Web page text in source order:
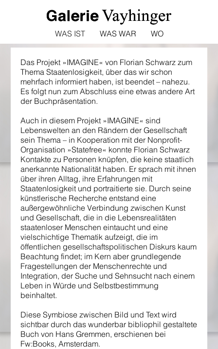
WAS IST WAS WAR WO
Das Projekt »IMAGINE« von Florian Schwarz zum
Thema Staatenlosigkeit, über das wir schon
mehrfach informiert haben, ist beendet – nahezu.
Es folgt nun zum Abschluss eine etwas andere Art
der Buchpräsentation.
Auch in diesem Projekt »IMAGINE« sind
Lebenswelten an den Rändern der Gesellschaft
sein Thema – in Kooperation mit der Nonprofit-
Organisation »Statefree« konnte Florian Schwarz
Kontakte zu Personen knüpfen, die keine staatlich
anerkannte Nationalität haben. Er sprach mit ihnen
über ihren Alltag, ihre Erfahrungen mit
Staatenlosigkeit und portraitierte sie. Durch seine
künstlerische Recherche entstand eine
außergewöhnliche Verbindung zwischen Kunst
und Gesellschaft, die in die Lebensrealitäten
staatenloser Menschen eintaucht und eine
vielschichtige Thematik aufzeigt, die im
öffentlichen gesellschaftspolitischen Diskurs kaum
Beachtung findet; im Kern aber grundlegende
Fragestellungen der Menschenrechte und
Integration, der Suche und Sehnsucht nach einem
Leben in Würde und Selbstbestimmung
beinhaltet.
Diese Symbiose zwischen Bild und Text wird
sichtbar durch das wunderbar bibliophil gestaltete
Buch von Hans Gremmen, erschienen bei
Fw:Books, Amsterdam.